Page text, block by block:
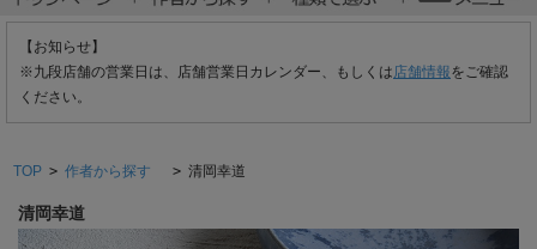
【お知らせ】
※九段店舗の営業日は、店舗営業日カレンダー、もしくは 店舗情報をご確認
ください。
TOP > 作者から探す > 清岡幸道
清岡幸道